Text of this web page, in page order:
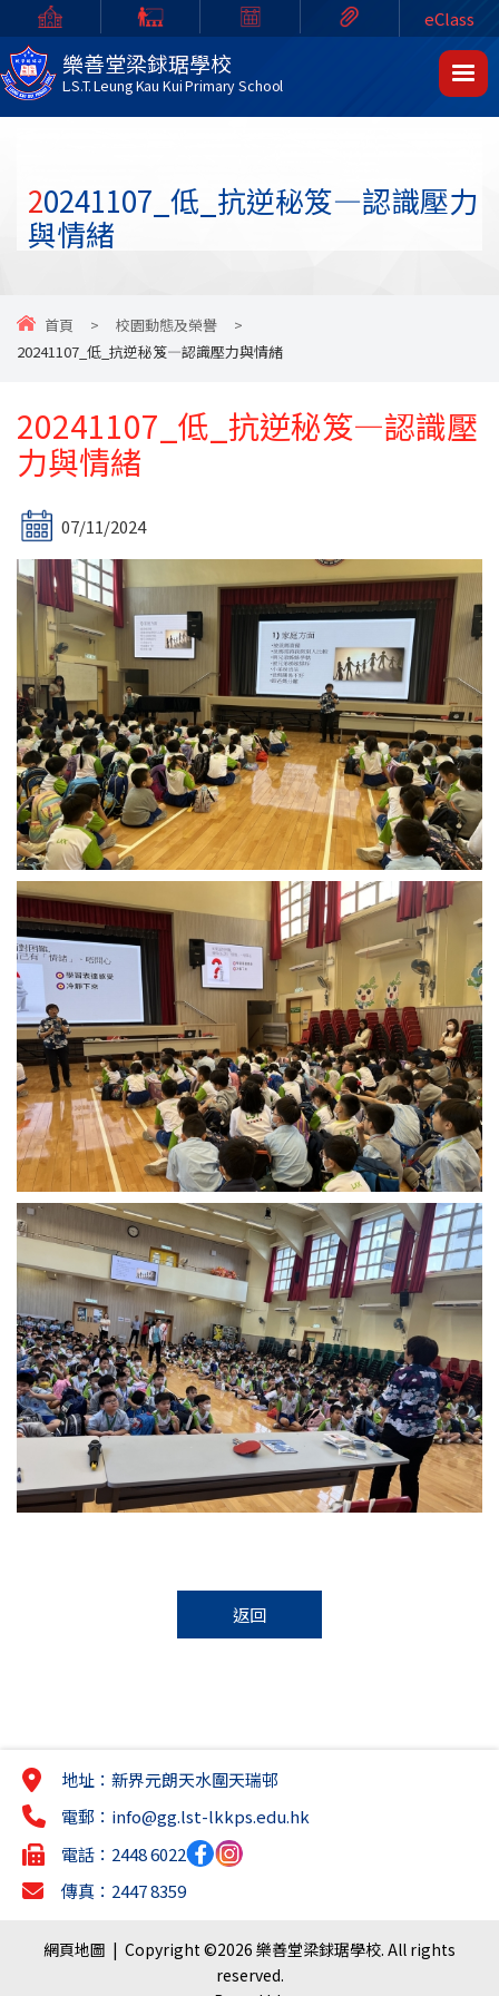
樂善堂梁銶琚學校
L.S.T. Leung Kau Kui Primary School
eClass
20241107_低_抗逆秘笈—認識壓力
與情緒
首頁 > 校園動態及榮譽
>
20241107_低_抗逆秘笈—認識壓力與情緒
20241107_低_抗逆秘笈—認識壓
力與情緒
07/11/2024
返回
地址：新界元朗天水圍天瑞邨
電郵： info@gg.lst-lkkps.edu.hk
電話：2448 6022
傳真：2447 8359
網頁地圖 | Copyright ©2026 樂善堂梁銶琚學校. All rights
reserved.